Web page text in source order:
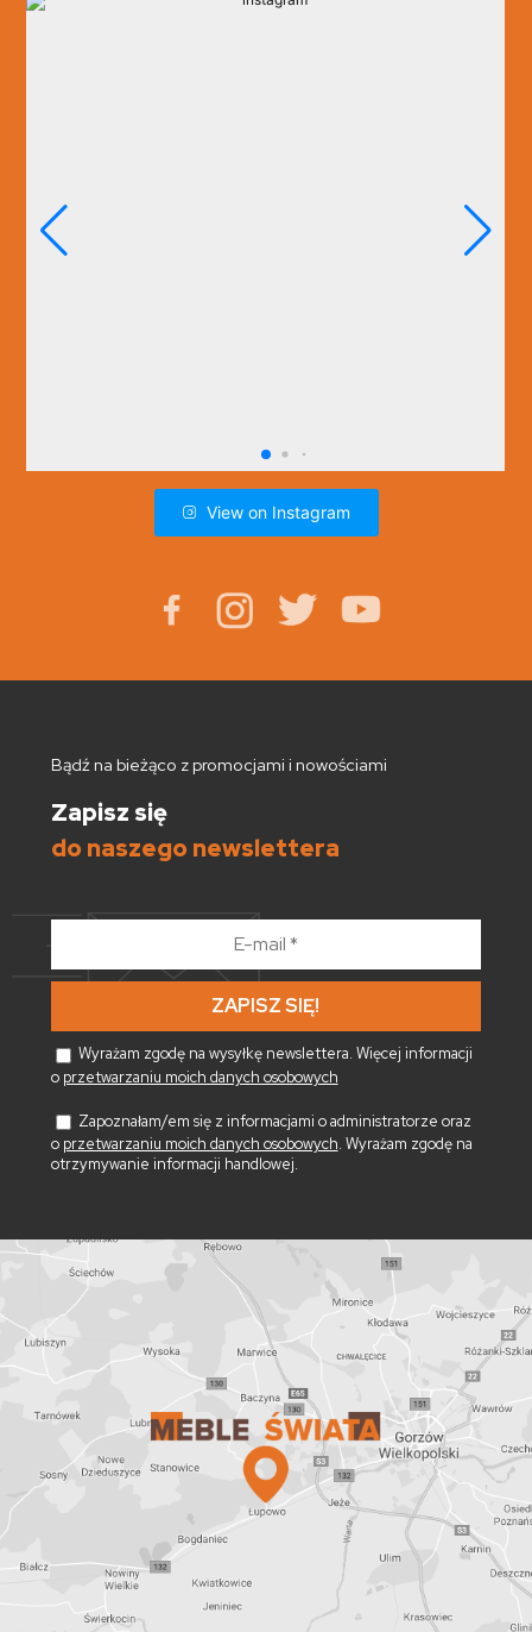
View on Instagram
Bądź na bieżąco z promocjami i nowościami
Zapisz się
do naszego newslettera
*
Wyrażam zgodę na wysyłkę newslettera. Więcej informacji
o przetwarzaniu moich danych osobowych
Zapoznałam/em się z informacjami o administratorze oraz
o przetwarzaniu moich danych osobowych. Wyrażam zgodę na
otrzymywanie informacji handlowej.